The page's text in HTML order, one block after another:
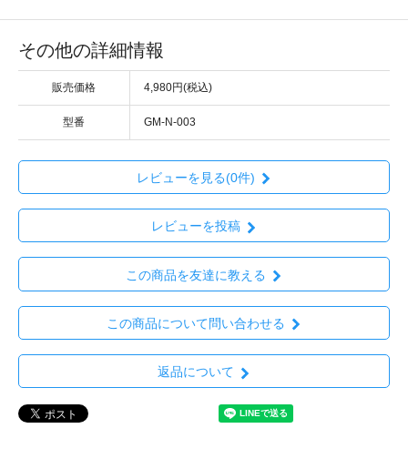
その他の詳細情報
販売価格 4,980円(税込)
型番 GM-N-003
レビューを見る(0件)
レビューを投稿
この商品を友達に教える
この商品について問い合わせる
返品について